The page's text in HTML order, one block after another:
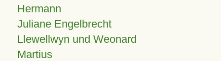
Hermann
Juliane Engelbrecht
Llewellwyn und Weonard
Martius